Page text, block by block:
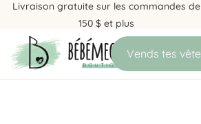
Livraison gratuite sur les commandes de
150 $ et plus